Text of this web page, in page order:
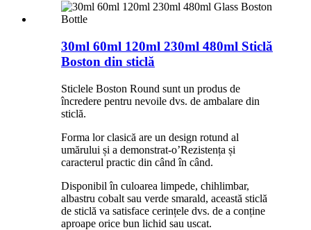
30ml 60ml 120ml 230ml 480ml Sticlă
Boston din sticlă
Sticlele Boston Round sunt un produs de
încredere pentru nevoile dvs. de ambalare din
sticlă.
Forma lor clasică are un design rotund al
umărului și a demonstrat-o’Rezistența și
caracterul practic din când în când.
Disponibil în culoarea limpede, chihlimbar,
albastru cobalt sau verde smarald, această sticlă
de sticlă va satisface cerințele dvs. de a conține
aproape orice bun lichid sau uscat.